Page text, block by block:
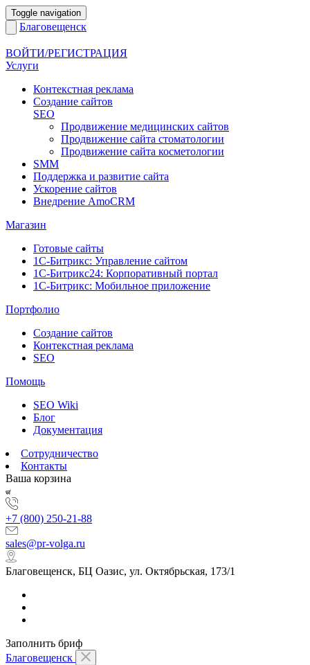
Toggle navigation
Благовещенск
ВОЙТИ/РЕГИСТРАЦИЯ
Услуги
Контекстная реклама
Создание сайтов
SEO
Продвижение медицинских сайтов
Продвижение сайта стоматологии
Продвижение сайта косметологии
SMM
Поддержка и развитие сайта
Ускорение сайтов
Внедрение AmoCRM
Магазин
Готовые сайты
1С-Битрикс: Управление сайтом
1С-Битрикс24: Корпоративный портал
1С-Битрикс: Мобильное приложение
Портфолио
Создание сайтов
Контекстная реклама
SEO
Помощь
SEO Wiki
Блог
Документация
Сотрудничество
Контакты
Ваша корзина
+7 (800) 250-21-88
sales@pr-volga.ru
Благовещенск, БЦ Оазис, ул. Октябрьская, 173/1
Заполнить бриф
Благовещенск